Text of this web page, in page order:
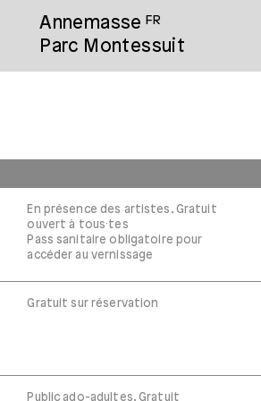
Annemasse FR
Parc Montessuit
En présence des artistes. Gratuit
ouvert à tous·tes
Pass sanitaire obligatoire pour
accéder au vernissage
Gratuit sur réservation
Public ado-adultes. Gratuit